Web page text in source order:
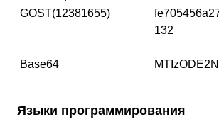
GOST(12381655)
132
Base64
Языки программирования